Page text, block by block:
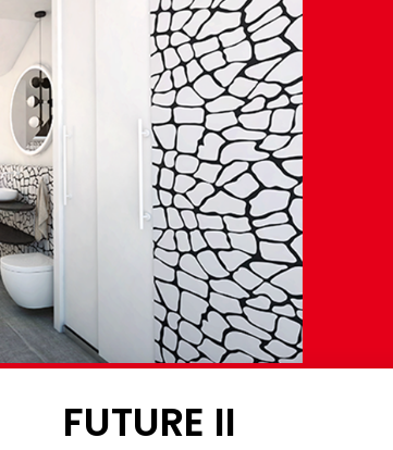
FUTURE II